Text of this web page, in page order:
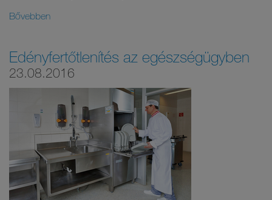
Bővebben
Edényfertőtlenítés az egészségügyben
23.08.2016